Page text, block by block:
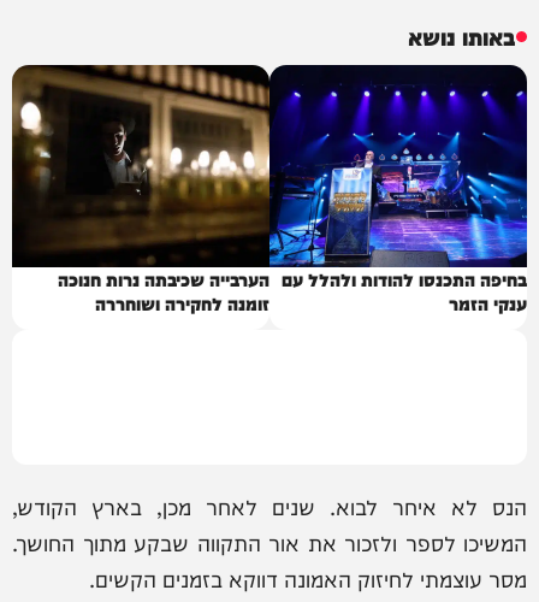
באותו נושא
בחיפה התכנסו להודות ולהלל עם
ענקי הזמר
הערבייה שכיבתה נרות חנוכה
זומנה לחקירה ושוחררה
הנס לא איחר לבוא. שנים לאחר מכן, בארץ הקודש,
המשיכו לספר ולזכור את אור התקווה שבקע מתוך החושך.
מסר עוצמתי לחיזוק האמונה דווקא בזמנים הקשים.